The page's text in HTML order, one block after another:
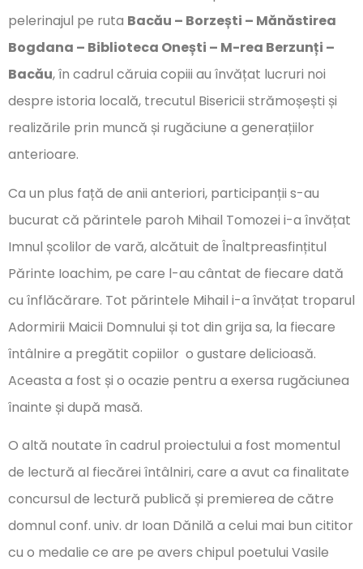
pelerinajul pe ruta Bacău – Borzești – Mănăstirea
Bogdana – Biblioteca Onești – M-rea Berzunți –
Bacău, în cadrul căruia copiii au învățat lucruri noi
despre istoria locală, trecutul Bisericii strămoșești și
realizările prin muncă și rugăciune a generațiilor
anterioare.
Ca un plus față de anii anteriori, participanții s-au
bucurat că părintele paroh Mihail Tomozei i-a învățat
Imnul școlilor de vară, alcătuit de Înaltpreasfințitul
Părinte Ioachim, pe care l-au cântat de fiecare dată
cu înflăcărare. Tot părintele Mihail i-a învățat troparul
Adormirii Maicii Domnului și tot din grija sa, la fiecare
întâlnire a pregătit copiilor o gustare delicioasă.
Aceasta a fost și o ocazie pentru a exersa rugăciunea
înainte și după masă.
O altă noutate în cadrul proiectului a fost momentul
de lectură al fiecărei întâlniri, care a avut ca finalitate
concursul de lectură publică și premierea de către
domnul conf. univ. dr Ioan Dănilă a celui mai bun cititor
cu o medalie ce are pe avers chipul poetului Vasile